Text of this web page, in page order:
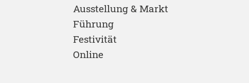
Ausstellung & Markt
Führung
Festivität
Online